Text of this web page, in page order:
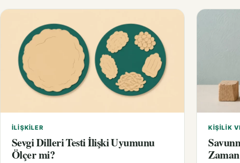
İLIŞKILER
Sevgi Dilleri Testi İlişki Uyumunu
Ölçer mi?
KIŞILIK